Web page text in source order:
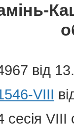
від
VIII
сесія VIII